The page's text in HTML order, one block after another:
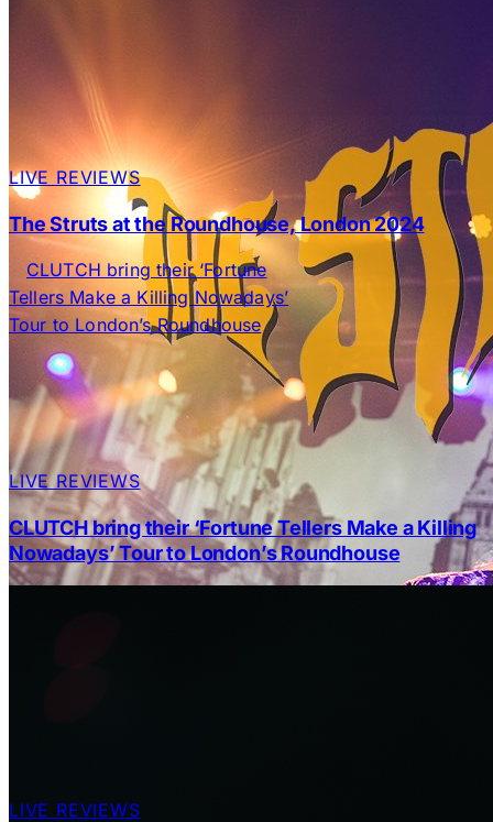
LIVE REVIEWS
The Struts at the Roundhouse, London 2024
LIVE REVIEWS
CLUTCH bring their ‘Fortune Tellers Make a Killing
Nowadays’ Tour to London’s Roundhouse
LIVE REVIEWS